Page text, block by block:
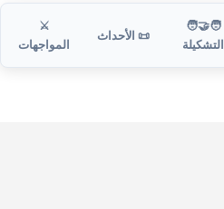
🧑‍🤝‍🧑
التشكيلة
📜 الأحداث
⚔️
المواجهات